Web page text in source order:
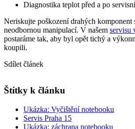
Diagnostika teplot před a po
Neriskujte poškození drahých komponent
neodbornou manipulací. V našem servisu
postaráme tak, aby byl opět tichý a
koupili.
Sdílet článek
Štítky k článku
Ukázka: Vyčištění notebooku
Servis Praha 15
Ukázka: záchrana notebooku